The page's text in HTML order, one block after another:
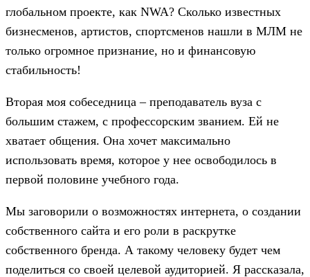
глобальном проекте, как NWA? Сколько известных
бизнесменов, артистов, спортсменов нашли в МЛМ не
только огромное признание, но и финансовую
стабильность!
Вторая моя собеседница – преподаватель вуза с
большим стажем, с профессорским званием. Ей не
хватает общения. Она хочет максимально
использовать время, которое у нее освободилось в
первой половине учебного года.
Мы заговорили о возможностях интернета, о создании
собственного сайта и его роли в раскрутке
собственного бренда. А такому человеку будет чем
поделиться со своей целевой аудиторией. Я рассказала,